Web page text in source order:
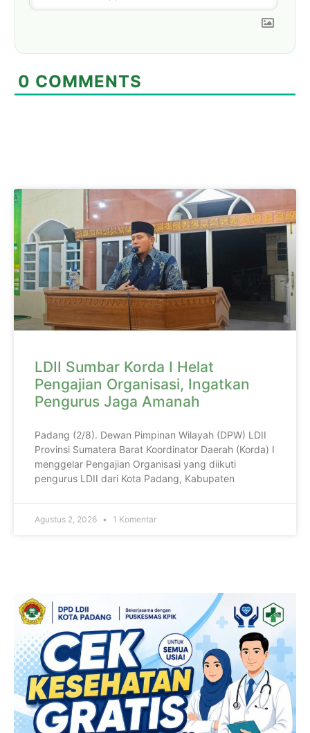
0 COMMENTS
LDII Sumbar Korda I Helat
Pengajian Organisasi, Ingatkan
Pengurus Jaga Amanah
Padang (2/8). Dewan Pimpinan Wilayah (DPW) LDII
Provinsi Sumatera Barat Koordinator Daerah (Korda) I
menggelar Pengajian Organisasi yang diikuti
pengurus LDII dari Kota Padang, Kabupaten
Agustus 2, 2026 1 Komentar